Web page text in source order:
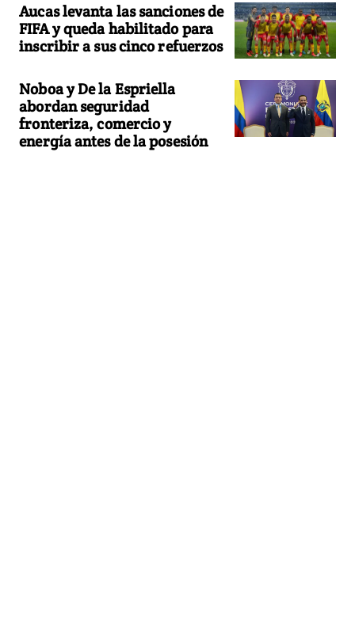
Aucas levanta las sanciones de
FIFA y queda habilitado para
inscribir a sus cinco refuerzos
Noboa y De la Espriella
abordan seguridad
fronteriza, comercio y
energía antes de la posesión